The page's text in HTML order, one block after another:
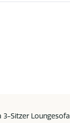
3-Sitzer